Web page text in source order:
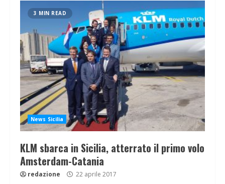
3 MIN READ
News Sicilia
KLM sbarca in Sicilia, atterrato il primo volo
Amsterdam-Catania
redazione 22 aprile 2017